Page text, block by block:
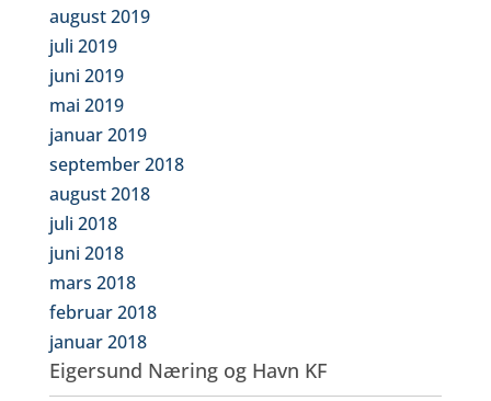
august 2019
juli 2019
juni 2019
mai 2019
januar 2019
september 2018
august 2018
juli 2018
juni 2018
mars 2018
februar 2018
januar 2018
Eigersund Næring og Havn KF